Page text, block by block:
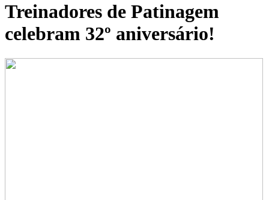
Treinadores de Patinagem
celebram 32º aniversário!